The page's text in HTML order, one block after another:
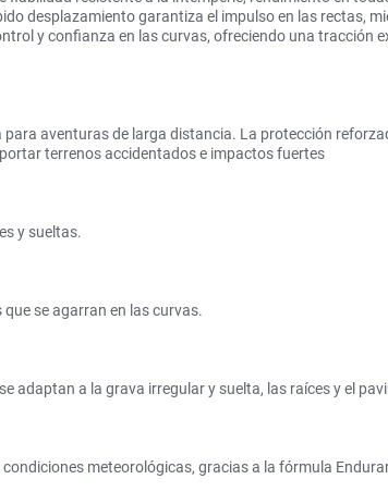
desplazamiento garantiza el impulso en las rectas,
y confianza en las curvas, ofreciendo una tracción
aventuras de larga distancia. La protección
terrenos accidentados e impactos fuertes
y sueltas.
se agarran en las curvas.
adaptan a la grava irregular y suelta, las raíces y el
meteorológicas, gracias a la fórmula